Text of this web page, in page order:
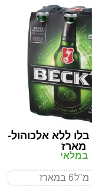
ללא אלכוהול-
מארז
במלאי
6 במארז